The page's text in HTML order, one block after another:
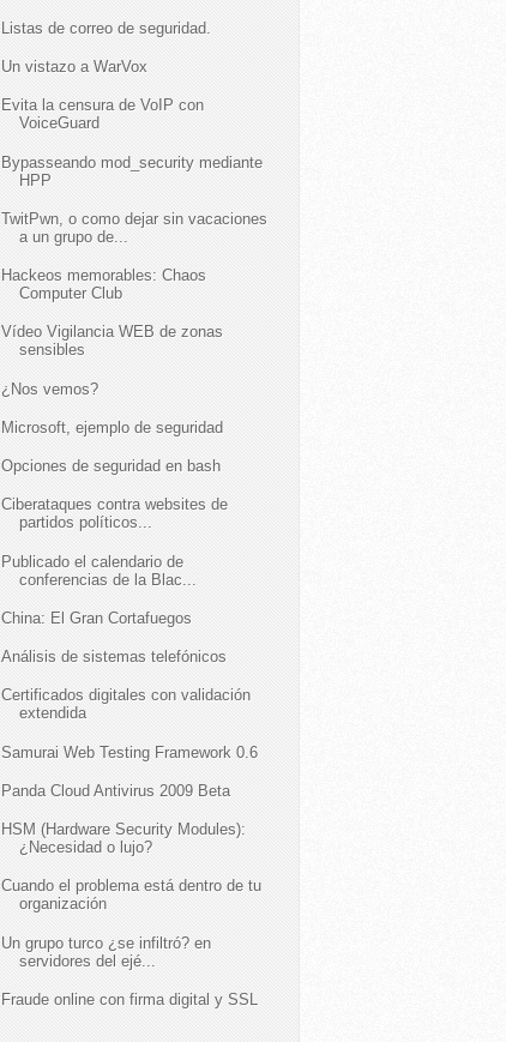
Listas de correo de seguridad.
Un vistazo a WarVox
Evita la censura de VoIP con
VoiceGuard
Bypasseando mod_security mediante
HPP
TwitPwn, o como dejar sin vacaciones
a un grupo de...
Hackeos memorables: Chaos
Computer Club
Vídeo Vigilancia WEB de zonas
sensibles
¿Nos vemos?
Microsoft, ejemplo de seguridad
Opciones de seguridad en bash
Ciberataques contra websites de
partidos políticos...
Publicado el calendario de
conferencias de la Blac...
China: El Gran Cortafuegos
Análisis de sistemas telefónicos
Certificados digitales con validación
extendida
Samurai Web Testing Framework 0.6
Panda Cloud Antivirus 2009 Beta
HSM (Hardware Security Modules):
¿Necesidad o lujo?
Cuando el problema está dentro de tu
organización
Un grupo turco ¿se infiltró? en
servidores del ejé...
Fraude online con firma digital y SSL